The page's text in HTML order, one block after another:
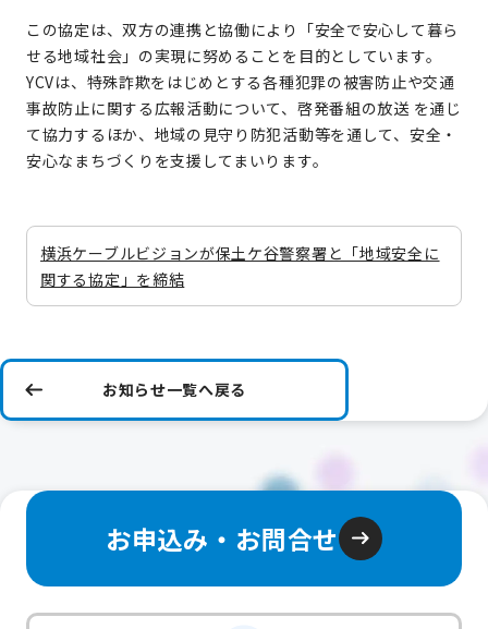
この協定は、双方の連携と協働により「安全で安心して暮ら
せる地域社会」の実現に努めることを目的としています。
YCVは、特殊詐欺をはじめとする各種犯罪の被害防止や交通
事故防止に関する広報活動について、啓発番組の放送 を通じ
て協力するほか、地域の見守り防犯活動等を通して、安全・
安心なまちづくりを支援してまいります。
横浜ケーブルビジョンが保土ケ谷警察署と「地域安全に
関する協定」を締結
お知らせ一覧へ戻る
お申込み・お問合せ